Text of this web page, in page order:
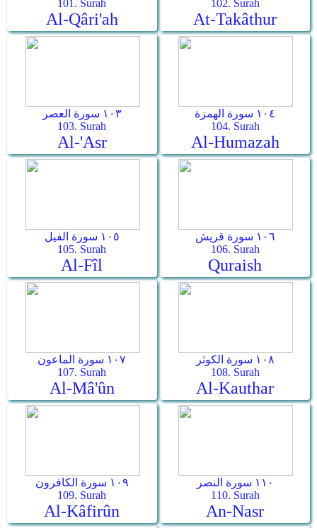
101. Surah
Al-Qâri'ah
102. Surah
At-Takâthur
١٠٣ سورة العصر
103. Surah
Al-'Asr
١٠٤ سورة الهمزة
104. Surah
Al-Humazah
١٠٥ سورة الفيل
105. Surah
Al-Fîl
١٠٦ سورة قريش
106. Surah
Quraish
١٠٧ سورة الماعون
107. Surah
Al-Mâ'ûn
١٠٨ سورة الكوثر
108. Surah
Al-Kauthar
١٠٩ سورة الكافرون
109. Surah
Al-Kâfirûn
١١٠ سورة النصر
110. Surah
An-Nasr